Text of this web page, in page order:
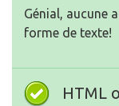
Génial, aucune
forme de texte!
HTML